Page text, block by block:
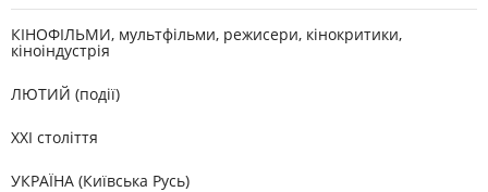
КІНОФІЛЬМИ, мультфільми, режисери, кінокритики,
кіноіндустрія
ЛЮТИЙ (події)
XXI століття
УКРАЇНА (Київська Русь)